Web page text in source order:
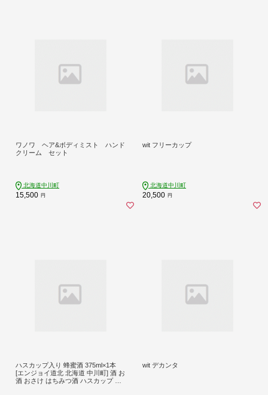
ワノワ ヘア&ボディミスト ハンド
クリーム セット
北海道中川町
15,500 円
wit フリーカップ
北海道中川町
20,500 円
ハスカップ入り 蜂蜜酒 375ml×1本
[エンジョイ道北 北海道 中川町] 酒 お
酒 おさけ はちみつ酒 ハスカップ ア
wit デカンタ